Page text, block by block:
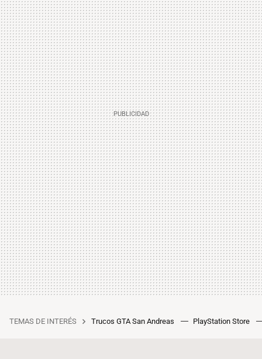
TEMAS DE INTERÉS Trucos GTA San Andreas PlayStation Store